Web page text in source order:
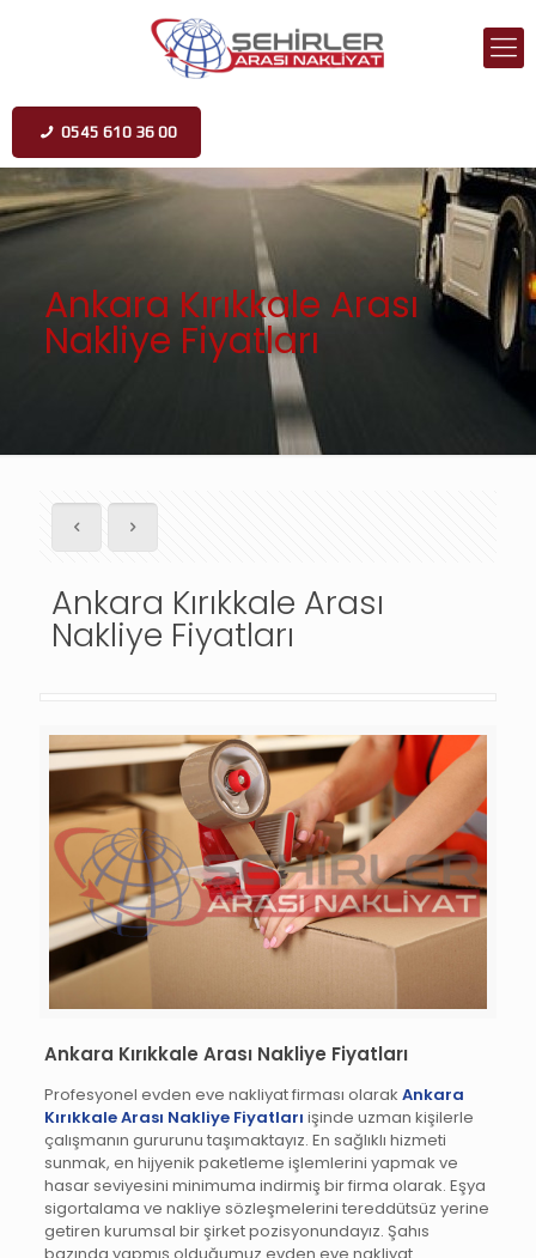
0545 610 36 00
Ankara Kırıkkale Arası
Nakliye Fiyatları
Ankara Kırıkkale Arası
Nakliye Fiyatları
Ankara Kırıkkale Arası Nakliye Fiyatları
Profesyonel evden eve nakliyat firması olarak Ankara
Kırıkkale Arası Nakliye Fiyatları işinde uzman kişilerle
çalışmanın gururunu taşımaktayız. En sağlıklı hizmeti
sunmak, en hijyenik paketleme işlemlerini yapmak ve
hasar seviyesini minimuma indirmiş bir firma olarak. Eşya
sigortalama ve nakliye sözleşmelerini tereddütsüz yerine
getiren kurumsal bir şirket pozisyonundayız. Şahıs